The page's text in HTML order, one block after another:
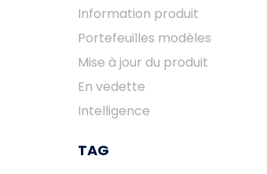
Information produit
Portefeuilles modèles
Mise à jour du produit
En vedette
Intelligence
TAG